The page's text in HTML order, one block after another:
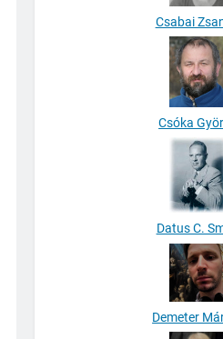
Csabai
Csóka
Datus C.
Demeter